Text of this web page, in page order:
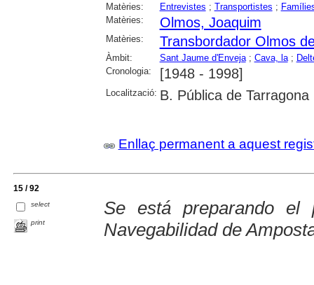
Matèries: Entrevistes ; Transportistes ;
Matèries:
Olmos, Joaquim
Matèries: Transbordador Olmos
Àmbit: Sant Jaume d'Enveja; Cava, la;
Cronologia:
[1948 - 1998]
Localització: B. Pública de Tarragona
Enllaç permanent a aquest
15 / 92
select
print
Se está preparando el
Navegabilidad de